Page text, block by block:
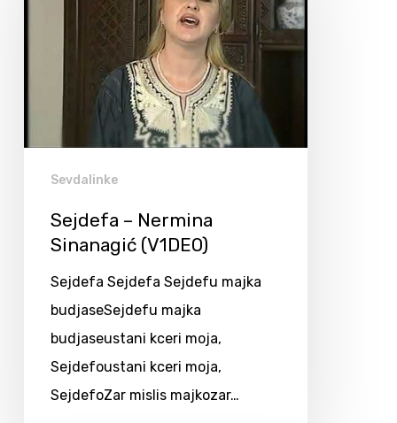
Sevdalinke
Sejdefa – Nermina
Sinanagić (V1DEO)
Sejdefa Sejdefa Sejdefu majka
budjaseSejdefu majka
budjaseustani kceri moja,
Sejdefoustani kceri moja,
SejdefoZar mislis majkozar…